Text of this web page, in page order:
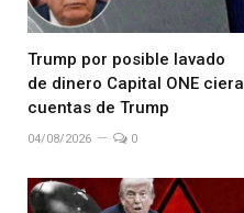
Trump por posible lavado
de dinero Capital ONE ciera
cuentas de Trump
04/08/2026 0